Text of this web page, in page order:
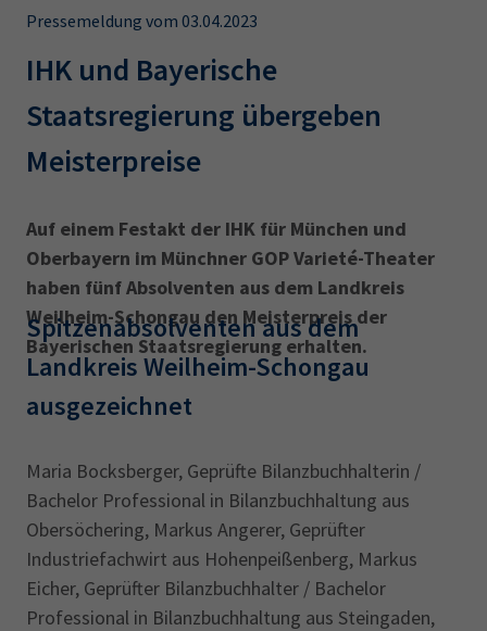
Leichte Sprache
Karriere
EN
IHK Akademie
Magazin
Sachkundeprüfung
34i
Betriebswirt Prüfbericht
Pressemeldung vom 03.04.2023
IHK und Bayerische
Staatsregierung übergeben
Meisterpreise
Auf einem Festakt der IHK für München und
Oberbayern im Münchner GOP Varieté-Theater
haben fünf Absolventen aus dem Landkreis
Weilheim-Schongau den Meisterpreis der
Bayerischen Staatsregierung erhalten.
Spitzenabsolventen aus dem
Landkreis Weilheim-Schongau
ausgezeichnet
Maria Bocksberger, Geprüfte Bilanzbuchhalterin /
Bachelor Professional in Bilanzbuchhaltung aus
Obersöchering, Markus Angerer, Geprüfter
Industriefachwirt aus Hohenpeißenberg, Markus
Eicher, Geprüfter Bilanzbuchhalter / Bachelor
Professional in Bilanzbuchhaltung aus Steingaden,